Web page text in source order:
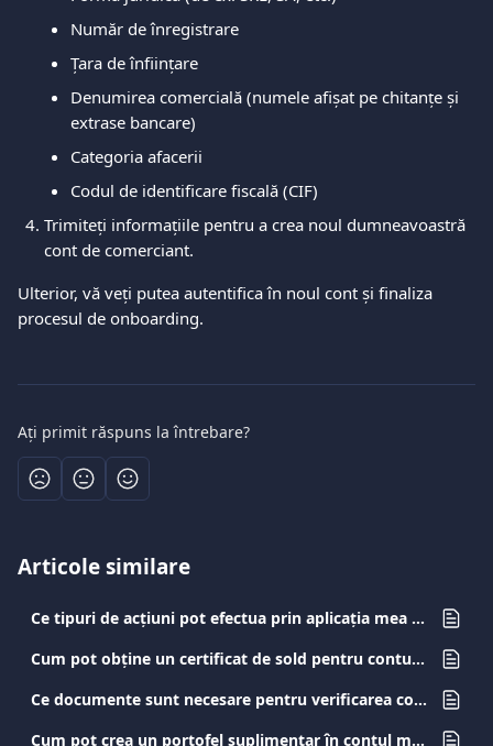
Număr de înregistrare
Țara de înființare
Denumirea comercială (numele afișat pe chitanțe și
extrase bancare)
Categoria afacerii
Codul de identificare fiscală (CIF)
Trimiteți informațiile pentru a crea noul dumneavoastră
cont de comerciant.
Ulterior, vă veți putea autentifica în noul cont și finaliza
procesul de onboarding.
Ați primit răspuns la întrebare?
Articole similare
Ce tipuri de acțiuni pot efectua prin aplicația mea Viva.com?
Cum pot obține un certificat de sold pentru contul meu de afaceri?
Ce documente sunt necesare pentru verificarea contului meu?
Cum pot crea un portofel suplimentar în contul meu Viva.com?